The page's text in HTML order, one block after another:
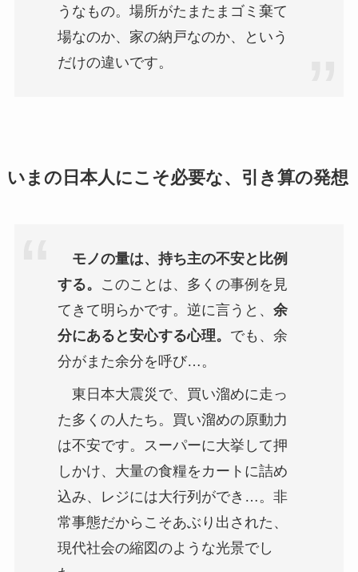
うなもの。場所がたまたまゴミ棄て
場なのか、家の納戸なのか、という
だけの違いです。
いまの日本人にこそ必要な、引き算の発想
モノの量は、持ち主の不安と比例
する。
このことは、多くの事例を見
てきて明らかです。逆に言うと、 余
分にあると安心する心理。 でも、余
分がまた余分を呼び…。
東日本大震災で、買い溜めに走っ
た多くの人たち。買い溜めの原動力
は不安です。スーパーに大挙して押
しかけ、大量の食糧をカートに詰め
込み、レジには大行列ができ…。非
常事態だからこそあぶり出された、
現代社会の縮図のような光景でし